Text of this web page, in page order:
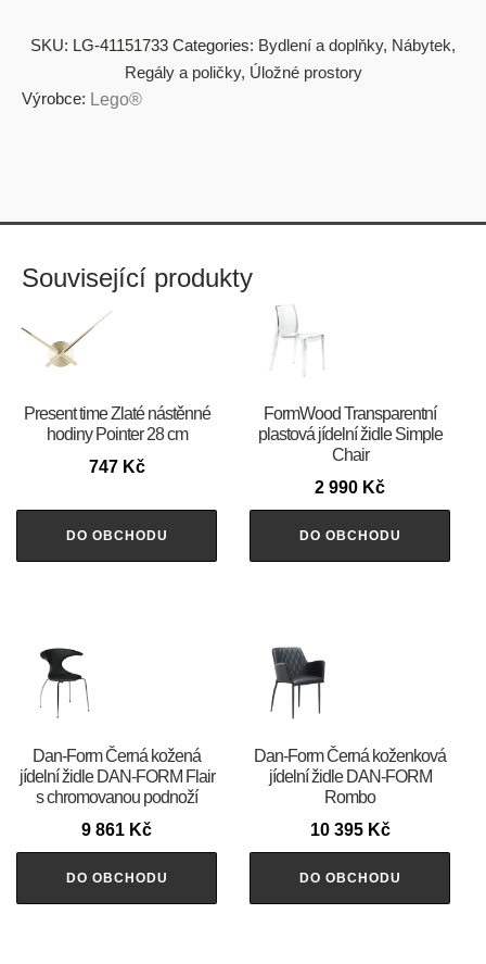
SKU: LG-41151733 Categories: Bydlení a doplňky, Nábytek,
Regály a poličky, Úložné prostory
Výrobce: Lego®
Související produkty
Present time Zlaté nástěnné
hodiny Pointer 28 cm
747 Kč
DO OBCHODU
FormWood Transparentní
plastová jídelní židle Simple
Chair
2 990 Kč
DO OBCHODU
​​​​​Dan-Form Černá kožená
jídelní židle DAN-FORM Flair
s chromovanou podnoží
9 861 Kč
DO OBCHODU
​​​​​Dan-Form Černá koženková
jídelní židle DAN-FORM
Rombo
10 395 Kč
DO OBCHODU